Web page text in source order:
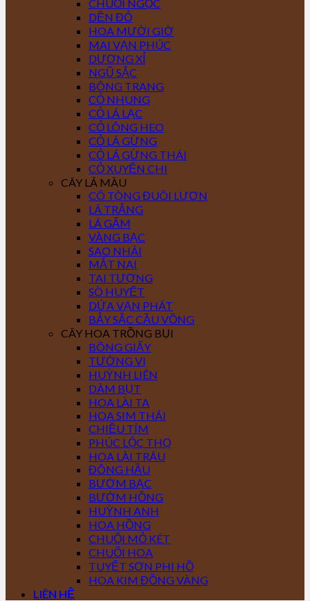
CHUỖI NGỌC
DỀN ĐỎ
HOA MƯỜI GIỜ
MAI VẠN PHÚC
DƯƠNG XỈ
NGŨ SẮC
BÔNG TRANG
CỎ NHUNG
CỎ LÁ LẠC
CỎ LÔNG HEO
CỎ LÁ GỪNG
CỎ LÁ GỪNG THÁI
CỎ XUYẾN CHI
CÂY LÁ MÀU
CÔ TÒNG ĐUÔI LƯƠN
LÁ TRẮNG
LÁ GẤM
VÀNG BẠC
SAO NHÁI
MẮT NAI
TAI TƯỢNG
SÒ HUYẾT
DỨA VẠN PHÁT
BẢY SẮC CẦU VỒNG
CÂY HOA TRỒNG BỤI
BÔNG GIẤY
TƯỜNG VI
HUỲNH LIÊN
DÂM BỤT
HOA LÀI TA
HOA SIM THÁI
CHIỀU TÍM
PHÚC LỘC THỌ
HOA LÀI TRÂU
ĐÔNG HẦU
BƯỚM BẠC
BƯỚM HỒNG
HUỲNH ANH
HOA HỒNG
CHUỐI MỎ KÉT
CHUỐI HOA
TUYẾT SƠN PHI HỒ
HOA KIM ĐỒNG VÀNG
LIÊN HỆ